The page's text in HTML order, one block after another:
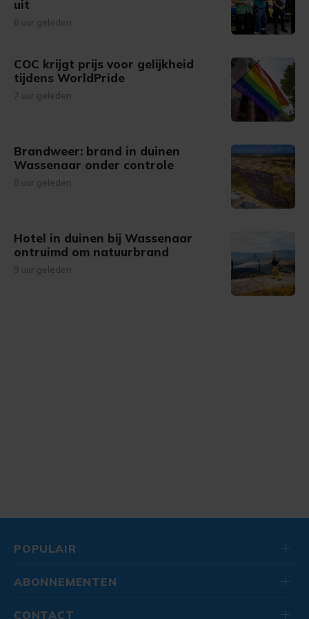
uit
6 uur geleden
COC krijgt prijs voor gelijkheid
tijdens WorldPride
7 uur geleden
Brandweer: brand in duinen
Wassenaar onder controle
8 uur geleden
Hotel in duinen bij Wassenaar
ontruimd om natuurbrand
9 uur geleden
POPULAIR
ABONNEMENTEN
CONTACT